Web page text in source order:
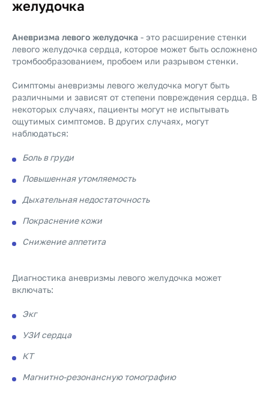
желудочка
Аневризма левого желудочка - это расширение стенки
левого желудочка сердца, которое может быть осложнено
тромбообразованием, пробоем или разрывом стенки.
Симптомы аневризмы левого желудочка могут быть
различными и зависят от степени повреждения сердца. В
некоторых случаях, пациенты могут не испытывать
ощутимых симптомов. В других случаях, могут
наблюдаться:
Боль в груди
Повышенная утомляемость
Дыхательная недостаточность
Покраснение кожи
Снижение аппетита
Диагностика аневризмы левого желудочка может
включать:
Экг
УЗИ сердца
КТ
Магнитно-резонансную томографию